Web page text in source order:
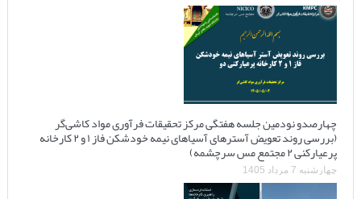
چهارصدو نودمین جلسه هفتگی مرکز تحقیقات فرآوری مواد کاشی‌گر
(بررسی روند تعویض آسترهای آسیاهای نیمه خودشکن فاز ۱ و ۲ کارخانه
پرعیارکنی ۲ مجتمع مس سرچشمه)
چهارشنبه 7 مرداد 1405